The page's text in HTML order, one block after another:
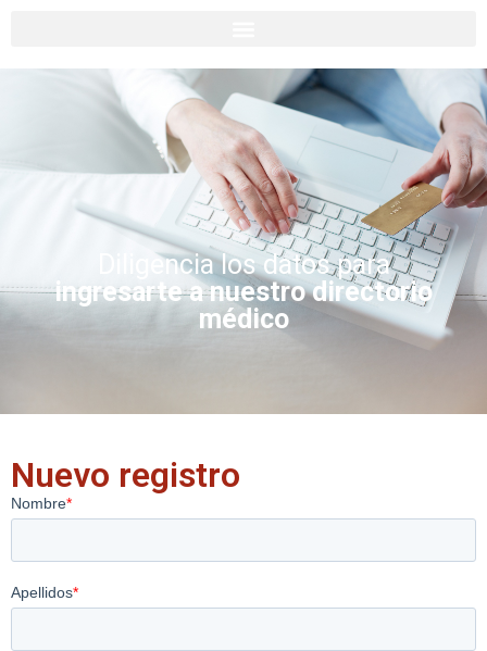
Diligencia los datos para
ingresarte a nuestro directorio
médico
Nuevo registro